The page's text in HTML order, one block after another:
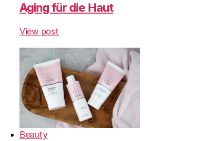
Aging für die Haut
View post
Beauty